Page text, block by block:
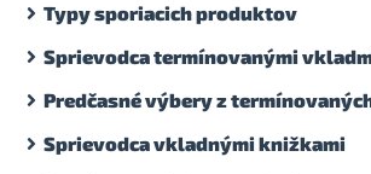
Typy sporiacich produktov
Sprievodca termínovanými
Predčasné výbery z
Sprievodca vkladnými knižkami